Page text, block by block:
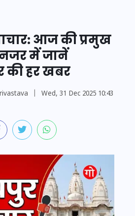
आज की प्रमुख
में जानें
की हर खबर
Wed, 31 Dec 2025 10:43